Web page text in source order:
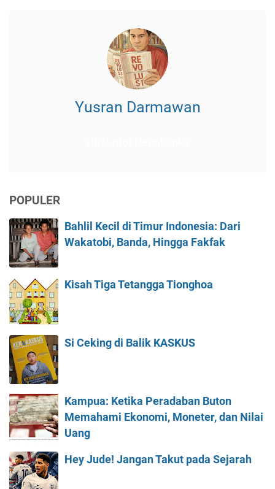
Yusran Darmawan
POPULER
Bahlil Kecil di Timur Indonesia: Dari
Wakatobi, Banda, Hingga Fakfak
Kisah Tiga Tetangga Tionghoa
Si Ceking di Balik KASKUS
Kampua: Ketika Peradaban Buton
Memahami Ekonomi, Moneter, dan Nilai
Uang
Hey Jude! Jangan Takut pada Sejarah